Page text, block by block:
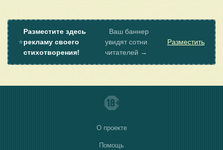
⭐
Разместите здесь
рекламу своего
стихотворения!
Ваш баннер
увидят сотни
читателей →
Разместить
О проекте
Помощь